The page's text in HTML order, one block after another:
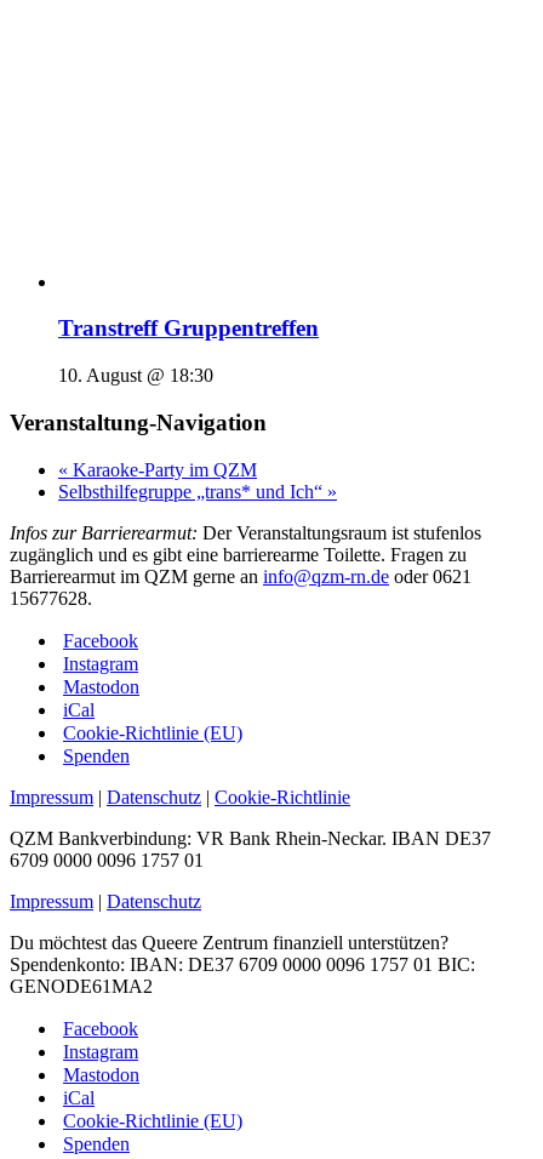
Transtreff Gruppentreffen
10. August @ 18:30
Veranstaltung-Navigation
« Karaoke-Party im QZM
Selbsthilfegruppe „trans* und Ich“ »
Infos zur Barrierearmut: Der Veranstaltungsraum ist stufenlos
zugänglich und es gibt eine barrierearme Toilette. Fragen zu
Barrierearmut im QZM gerne an info@qzm-rn.de oder 0621
15677628.
Facebook
Instagram
Mastodon
iCal
Cookie-Richtlinie (EU)
Spenden
Impressum | Datenschutz | Cookie-Richtlinie
QZM Bankverbindung: VR Bank Rhein-Neckar. IBAN DE37
6709 0000 0096 1757 01
Impressum | Datenschutz
Du möchtest das Queere Zentrum finanziell unterstützen?
Spendenkonto: IBAN: DE37 6709 0000 0096 1757 01 BIC:
GENODE61MA2
Facebook
Instagram
Mastodon
iCal
Cookie-Richtlinie (EU)
Spenden